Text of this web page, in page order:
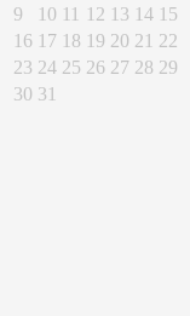
9
10 11 12 13 14 15
16 17 18 19 20 21 22
23 24 25 26 27 28 29
30 31